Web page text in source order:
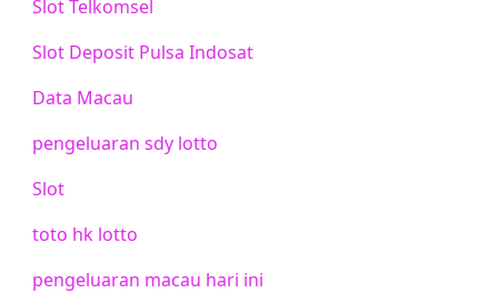
Slot Telkomsel
Slot Deposit Pulsa Indosat
Data Macau
pengeluaran sdy lotto
Slot
toto hk lotto
pengeluaran macau hari ini